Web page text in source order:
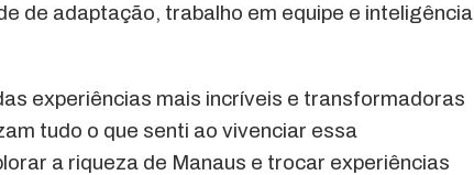
de adaptação, trabalho em equipe e inteligência
experiências mais incríveis e transformadoras
tudo o que senti ao vivenciar essa
a riqueza de Manaus e trocar experiências